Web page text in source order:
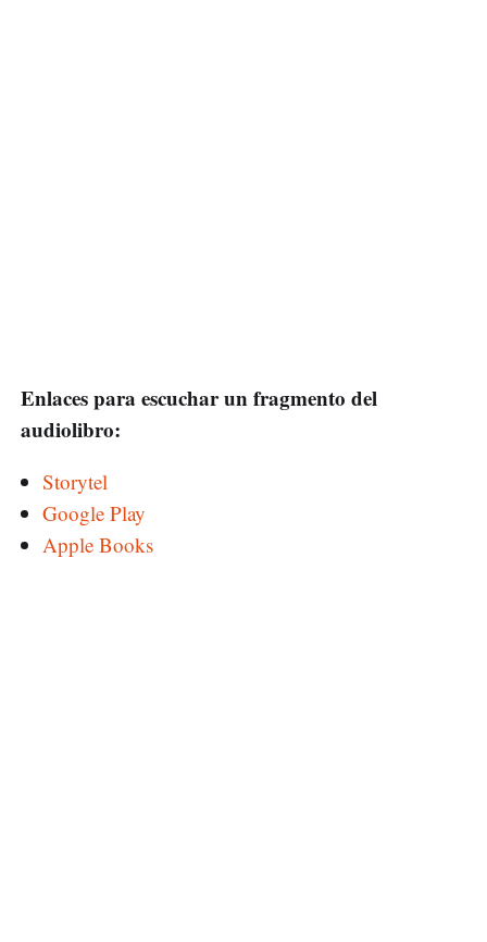
Enlaces para escuchar un fragmento del
audiolibro:
Storytel
Google Play
Apple Books